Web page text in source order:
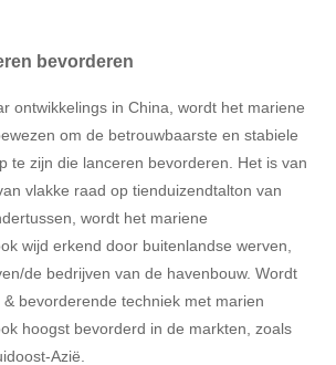
bevorderen
ontwikkelings in China, wordt het mariene
om de betrouwbaarste en stabiele
te zijn die lanceren bevorderen. Het is van
vlakke raad op tienduizendtalton van
wordt het mariene
wijd erkend door buitenlandse werven,
de bedrijven van de havenbouw. Wordt
bevorderende techniek met marien
hoogst bevorderd in de markten, zoals
Azië.